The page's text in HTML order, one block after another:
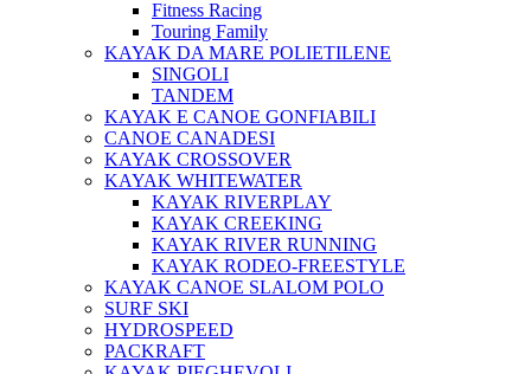
Fitness Racing
Touring Family
KAYAK DA MARE POLIETILENE
SINGOLI
TANDEM
KAYAK E CANOE GONFIABILI
CANOE CANADESI
KAYAK CROSSOVER
KAYAK WHITEWATER
KAYAK RIVERPLAY
KAYAK CREEKING
KAYAK RIVER RUNNING
KAYAK RODEO-FREESTYLE
KAYAK CANOE SLALOM POLO
SURF SKI
HYDROSPEED
PACKRAFT